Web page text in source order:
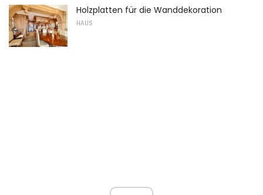
Holzplatten für die Wanddekoration
HAUS